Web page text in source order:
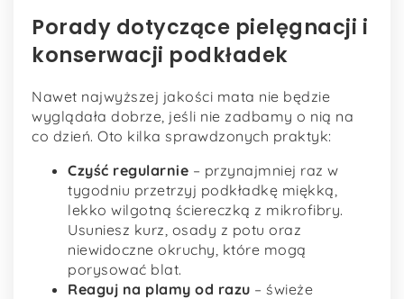
Porady dotyczące pielęgnacji i
konserwacji podkładek
Nawet najwyższej jakości mata nie będzie
wyglądała dobrze, jeśli nie zadbamy o nią na
co dzień. Oto kilka sprawdzonych praktyk:
Czyść regularnie – przynajmniej raz w
tygodniu przetrzyj podkładkę miękką,
lekko wilgotną ściereczką z mikrofibry.
Usuniesz kurz, osady z potu oraz
niewidoczne okruchy, które mogą
porysować blat.
Reaguj na plamy od razu – świeże